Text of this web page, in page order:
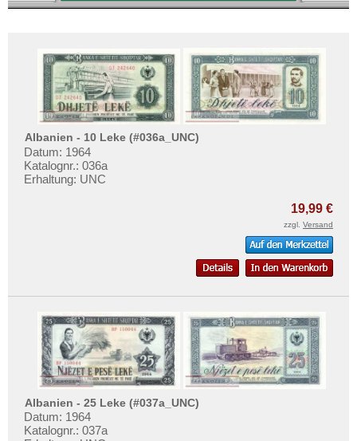
Albanien - 10 Leke (#036a_UNC)
Datum: 1964
Katalognr.: 036a
Erhaltung: UNC
19,99 €
zzgl. Versand
Albanien - 25 Leke (#037a_UNC)
Datum: 1964
Katalognr.: 037a